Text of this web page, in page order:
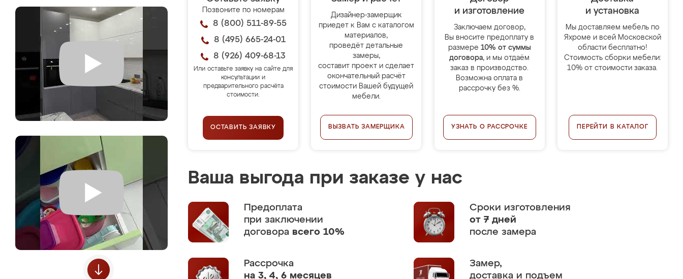
Позвоните по номерам
8 (800) 511-89-55
8 (495) 665-24-01
8 (926) 409-68-13
Или оставьте заявку на сайте для
консультации и
предварительного расчёта
стоимости.
ОСТАВИТЬ ЗАЯВКУ
Дизайнер-замерщик
приедет к Вам с каталогом
материалов,
проведёт детальные
замеры,
составит проект и сделает
окончательный расчёт
стоимости Вашей будущей
мебели.
ВЫЗВАТЬ ЗАМЕРЩИКА
и изготовление
Заключаем договор,
Вы вносите предоплату в
размере 10% от суммы
договора, и мы отдаём
заказ в производство.
Возможна оплата в
рассрочку без %.
УЗНАТЬ О РАССРОЧКЕ
и установка
Мы доставляем мебель по
Яхроме и всей Московской
области бесплатно!
Стоимость сборки мебели:
10% от стоимости заказа.
ПЕРЕЙТИ В КАТАЛОГ
Ваша выгода при заказе у нас
Предоплата
при заключении
договора всего 10%
Сроки изготовления
от 7 дней
после замера
Рассрочка
на 3, 4, 6 месяцев
Замер,
доставка и подъем